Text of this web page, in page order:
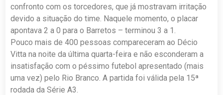
confronto com os torcedores, que já mostravam irritação
devido a situação do time. Naquele momento, o placar
apontava 2 a 0 para o Barretos – terminou 3 a 1.
Pouco mais de 400 pessoas compareceram ao Décio
Vitta na noite da última quarta-feira e não esconderam a
insatisfação com o péssimo futebol apresentado (mais
uma vez) pelo Rio Branco. A partida foi válida pela 15ª
rodada da Série A3.